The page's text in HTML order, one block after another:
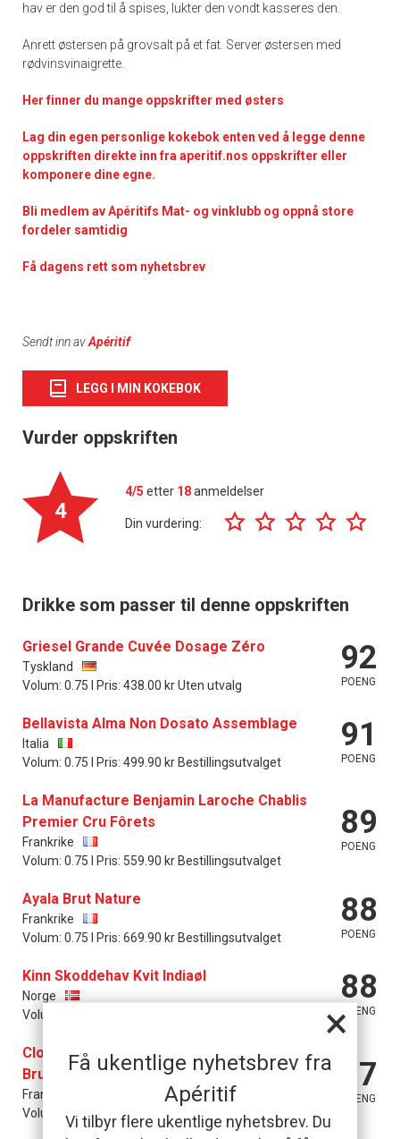
×
Få ukentlige nyhetsbrev fra
Apéritif
Vi tilbyr flere ukentlige nyhetsbrev. Du
hav er den god til å spises, lukter den vondt kasseres den.
Anrett østersen på grovsalt på et fat. Server østersen med
rødvinsvinaigrette.
Her finner du mange oppskrifter med østers
Lag din egen personlige kokebok enten ved å legge denne
oppskriften direkte inn fra aperitif.nos oppskrifter eller
komponere dine egne.
Bli medlem av Apéritifs Mat- og vinklubb og oppnå store
fordeler samtidig
Få dagens rett som nyhetsbrev
Sendt inn avApéritif
LEGG I MIN KOKEBOK
Vurder oppskriften
4
4/5 etter 18anmeldelser
Din vurdering:
Drikke som passer til denne oppskriften
Griesel Grande Cuvée Dosage Zéro
Tyskland
Volum: 0.75 l Pris: 438.00 kr Uten utvalg
92
POENG
Bellavista Alma Non Dosato Assemblage
Italia
Volum: 0.75 l Pris: 499.90 kr Bestillingsutvalget
91
POENG
La Manufacture Benjamin Laroche Chablis
Premier Cru Fôrets
Frankrike
Volum: 0.75 l Pris: 559.90 kr Bestillingsutvalget
89
POENG
Ayala Brut Nature
Frankrike
Volum: 0.75 l Pris: 669.90 kr Bestillingsutvalget
88
POENG
Kinn Skoddehav Kvit Indiaøl
Norge
Volum: 0.75 l Pris: 114.90 kr Basisutvalget
88
POENG
Clotilde Davenne Crémant de Bourgogne Extra
Brut
Frankrike
Volum: 0.75 l Pris: 229.90 kr Basisutvalget
87
POENG